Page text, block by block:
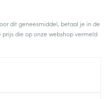
dit geneesmiddel, betaal je in de
die op onze webshop vermeld